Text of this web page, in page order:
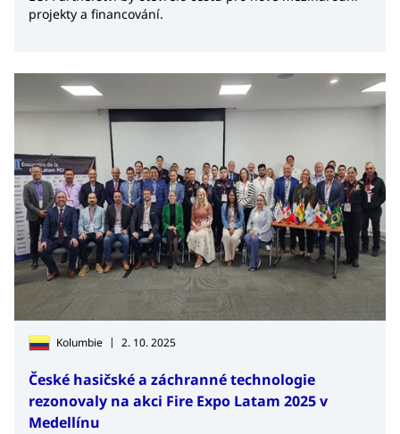
projekty a financování.
Kolumbie | 2. 10. 2025
České hasičské a záchranné technologie
rezonovaly na akci Fire Expo Latam 2025 v
Medellínu